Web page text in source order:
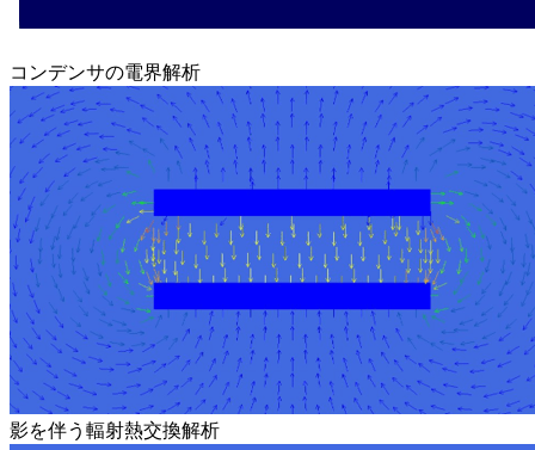
コンデンサの電界解析
影を伴う輻射熱交換解析